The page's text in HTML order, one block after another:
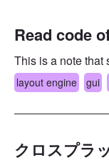
Read code
This is a note that
layout engine gui
クロスプラ